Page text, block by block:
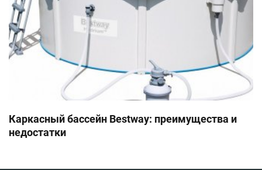
Каркасный бассейн Bestway: преимущества и
недостатки